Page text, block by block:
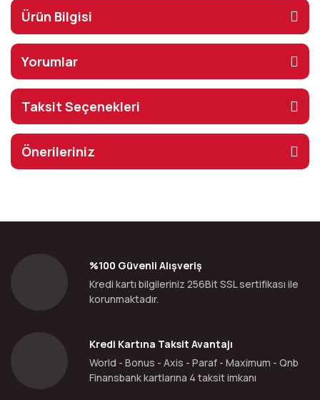
Ürün Bilgisi
Yorumlar
Taksit Seçenekleri
Önerileriniz
%100 Güvenli Alışveriş
Kredi kartı bilgileriniz 256Bit SSL sertifikası ile
korunmaktadır.
Kredi Kartına Taksit Avantajı
World - Bonus - Axis - Paraf - Maximum - Qnb
Finansbank kartlarına 4 taksit imkanı